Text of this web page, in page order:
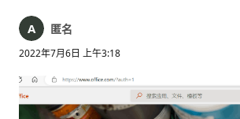
匿名
2022年7月6日 上午3:18